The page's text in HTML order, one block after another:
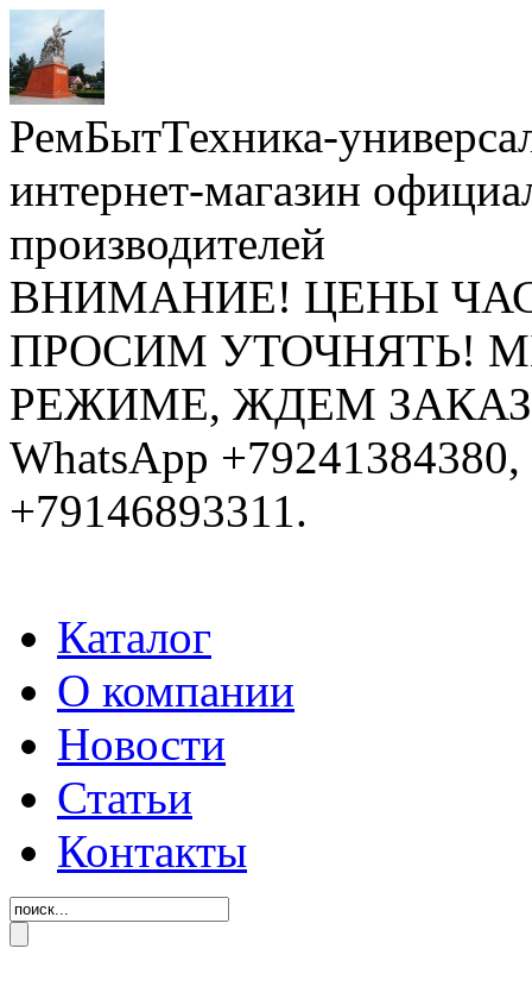
РемБытТехника-
интернет-магазин
производителей
ВНИМАНИЕ! ЦЕНЫ
ПРОСИМ УТОЧНЯТЬ!
РЕЖИМЕ, ЖДЕМ ЗАКАЗЫ:
WhatsApp
+79146893311.
Каталог
О компании
Новости
Статьи
Контакты